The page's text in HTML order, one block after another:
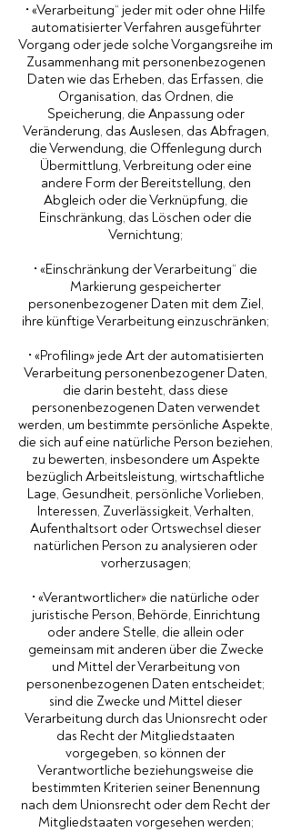
• «Verarbeitung“ jeder mit oder ohne Hilfe
automatisierter Verfahren ausgeführter
Vorgang oder jede solche Vorgangsreihe im
Zusammenhang mit personenbezogenen
Daten wie das Erheben, das Erfassen, die
Organisation, das Ordnen, die
Speicherung, die Anpassung oder
Veränderung, das Auslesen, das Abfragen,
die Verwendung, die Offenlegung durch
Übermittlung, Verbreitung oder eine
andere Form der Bereitstellung, den
Abgleich oder die Verknüpfung, die
Einschränkung, das Löschen oder die
Vernichtung;
• «Einschränkung der Verarbeitung“ die
Markierung gespeicherter
personenbezogener Daten mit dem Ziel,
ihre künftige Verarbeitung einzuschränken;
• «Profiling» jede Art der automatisierten
Verarbeitung personenbezogener Daten,
die darin besteht, dass diese
personenbezogenen Daten verwendet
werden, um bestimmte persönliche Aspekte,
die sich auf eine natürliche Person beziehen,
zu bewerten, insbesondere um Aspekte
bezüglich Arbeitsleistung, wirtschaftliche
Lage, Gesundheit, persönliche Vorlieben,
Interessen, Zuverlässigkeit, Verhalten,
Aufenthaltsort oder Ortswechsel dieser
natürlichen Person zu analysieren oder
vorherzusagen;
• «Verantwortlicher» die natürliche oder
juristische Person, Behörde, Einrichtung
oder andere Stelle, die allein oder
gemeinsam mit anderen über die Zwecke
und Mittel der Verarbeitung von
personenbezogenen Daten entscheidet;
sind die Zwecke und Mittel dieser
Verarbeitung durch das Unionsrecht oder
das Recht der Mitgliedstaaten
vorgegeben, so können der
Verantwortliche beziehungsweise die
bestimmten Kriterien seiner Benennung
nach dem Unionsrecht oder dem Recht der
Mitgliedstaaten vorgesehen werden;